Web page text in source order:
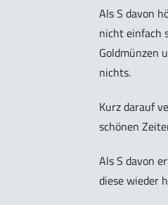
Als S davon
nicht einfach
Goldmünzen
nichts.
Kurz darauf
schönen
Als S davon
diese wieder